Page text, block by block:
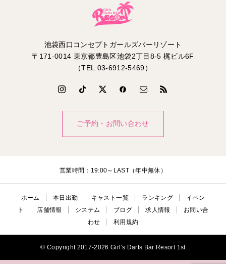
池袋西口コンセプトガールズバーリゾート
〒171-0014 東京都豊島区池袋2丁目8-5 梶ビル6F
（TEL:03-6912-5469）
ご予約・お問い合わせ
営業時間：19:00～LAST（年中無休）
ホーム 本日出勤 キャスト一覧 ランキング
イベン
ト
店舗情報 システム ブログ 求人情報
お問い合
わせ
利用規約
© Copyright 2017-2026 Girl's Darts Bar Resort 1st